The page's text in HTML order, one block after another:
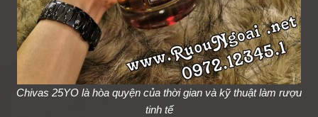
Chivas 25YO là hòa quyện của thời gian và kỹ thuật làm rượu
tinh tế